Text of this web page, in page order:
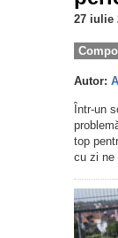
27 iulie
Autor:
Într-un
top
cu zi ne